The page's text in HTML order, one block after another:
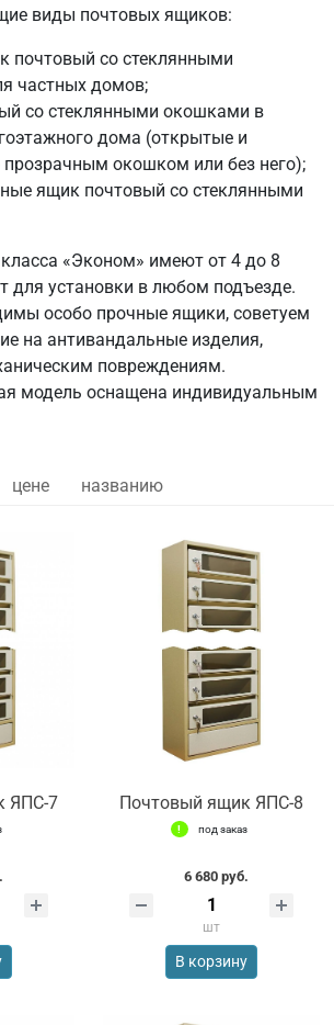
виды почтовых ящиков:
почтовый со стеклянными
частных домов;
со стеклянными окошками в
дома (открытые и
прозрачным окошком или без него);
ящик почтовый со стеклянными
«Эконом» имеют от 4 до 8
для установки в любом подъезде.
особо прочные ящики, советуем
на антивандальные изделия,
повреждениям.
модель оснащена индивидуальным
цене названию
ЯПС-7 Почтовый ящик ЯПС-8
под заказ
6 680 руб.
шт
В корзину